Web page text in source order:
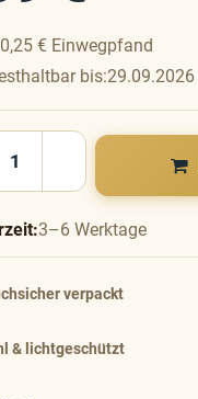
0,25 € Einwegpfand
bis:29.09.2026
3–6 Werktage
verpackt
& lichtgeschützt